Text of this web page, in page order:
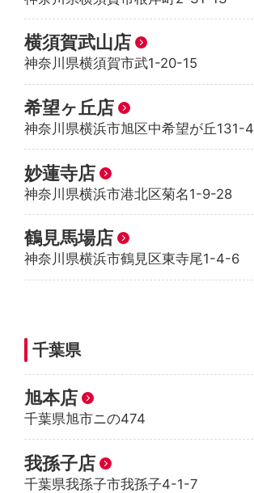
横須賀武山店
神奈川県横須賀市武1-20-15
希望ヶ丘店
神奈川県横浜市旭区中希望が丘131-4
妙蓮寺店
神奈川県横浜市港北区菊名1-9-28
鶴見馬場店
神奈川県横浜市鶴見区東寺尾1-4-6
千葉県
旭本店
千葉県旭市ニの474
我孫子店
千葉県我孫子市我孫子4-1-7